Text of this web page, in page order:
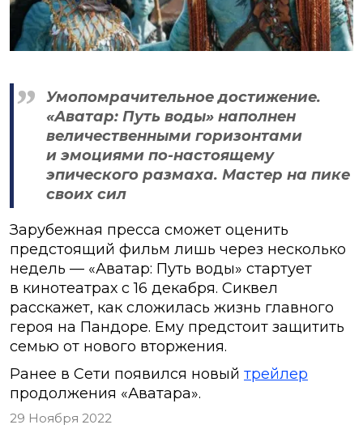
Умопомрачительное достижение.
«Аватар: Путь воды» наполнен
величественными горизонтами
и эмоциями по-настоящему
эпического размаха. Мастер на пике
своих сил
Зарубежная пресса сможет оценить
предстоящий фильм лишь через несколько
недель — «Аватар: Путь воды» стартует
в кинотеатрах с 16 декабря. Сиквел
расскажет, как сложилась жизнь главного
героя на Пандоре. Ему предстоит защитить
семью от нового вторжения.
Ранее в Сети появился новый трейлер
продолжения «Аватара».
29 Ноября 2022